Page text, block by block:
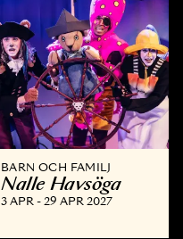
BARN OCH FAMILJ
Nalle Havsöga
3 APR - 29 APR 2027